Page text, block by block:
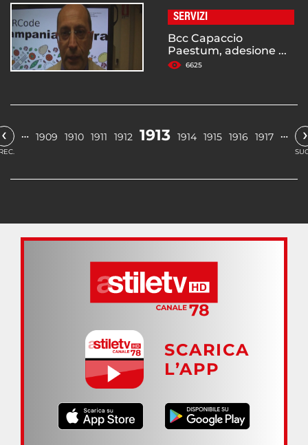
SERVIZI
Bcc Capaccio
Paestum, adesione ...
6625
‹ … 1909 1910 1911 1912 1913 1914 1915 1916 1917 … ›
SCARICA
L’APP